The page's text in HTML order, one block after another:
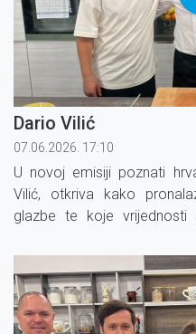
Dario Vilić
07.06.2026. 17:10
U novoj emisiji poznati
Vilić, otkriva kako
glazbe te koje vrijednosti